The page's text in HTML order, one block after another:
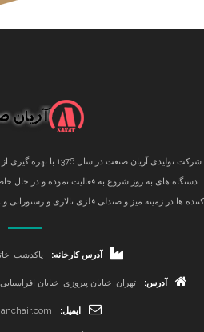
شرکت تولیدی آریان
دستگاه های به روز شروع به فعالیت نموده و در حال
کننده ها در زمینه میز و صندلی فلزی تالاری و
آدرس کارخانه: پاکدشت-
آدرس: تهران-خیابان پیروزی-خیابان
ایمیل: